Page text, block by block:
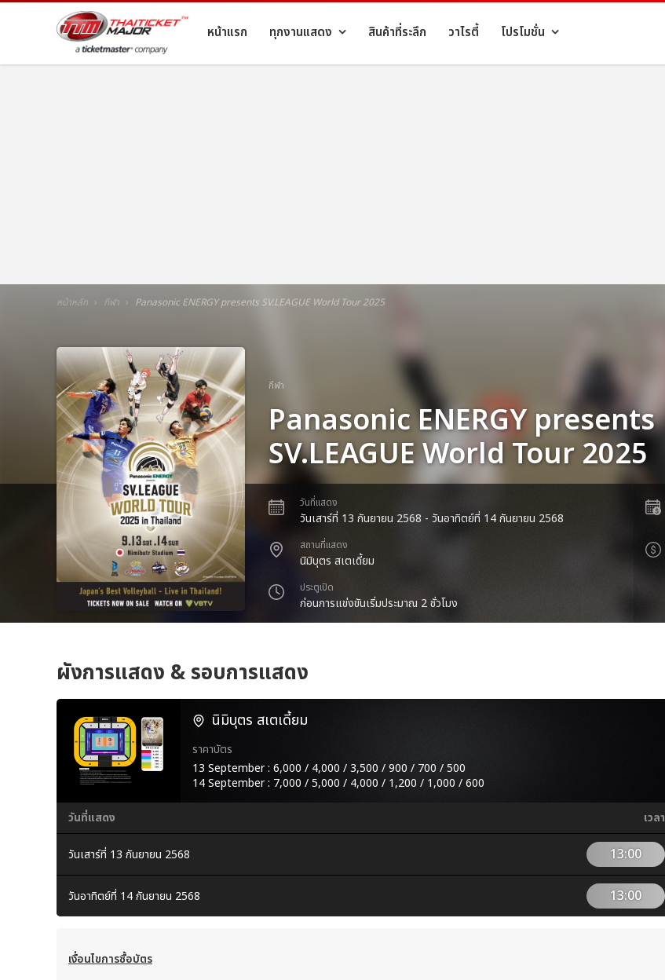
หน้าแรก ทุกงานแสดง สินค้าที่ระลึก วาไรตี้ โปรโมชั่น
หน้าหลัก กีฬา Panasonic ENERGY presents SV.LEAGUE World Tour 2025
กีฬา
Panasonic ENERGY presents
SV.LEAGUE World Tour 2025
วันที่แสดง
วันเสาร์ที่ 13 กันยายน 2568 - วันอาทิตย์ที่ 14 กันยายน 2568
สถานที่แสดง
นิมิบุตร สเตเดี้ยม
ประตูเปิด
ก่อนการแข่งขันเริ่มประมาณ 2 ชั่วโมง
ผังการแสดง & รอบการแสดง
นิมิบุตร สเตเดี้ยม
ราคาบัตร
13 September : 6,000 / 4,000 / 3,500 / 900 / 700 / 500
14 September : 7,000 / 5,000 / 4,000 / 1,200 / 1,000 / 600
วันที่แสดง เวลา
วันเสาร์ที่ 13 กันยายน 2568 13:00
วันอาทิตย์ที่ 14 กันยายน 2568 13:00
เงื่อนไขการซื้อบัตร